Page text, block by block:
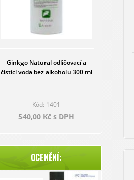
Ginkgo Natural odličovací a
čistící voda bez alkoholu 300 ml
Kód: 1401
540,00 Kč s DPH
OCENĚNÍ: